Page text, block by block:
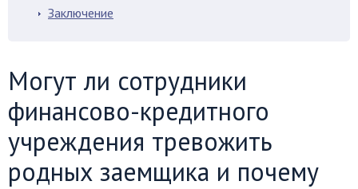
Заключение
Могут ли сотрудники
финансово-кредитного
учреждения тревожить
родных заемщика и почему